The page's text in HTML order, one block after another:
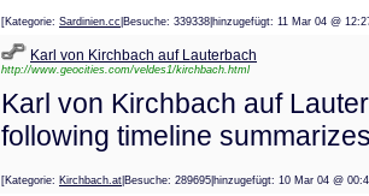
[Kategorie: Sardinien.cc |Besuche: 339338|hinzugefügt: 11 Mar 04
Karl von Kirchbach auf Lauterbach
http://www.geocities.com/veldes1/kirchbach.html
Karl von Kirchbach auf
following timeline
[Kategorie: Kirchbach.at |Besuche: 289695|hinzugefügt: 10 Mar 04